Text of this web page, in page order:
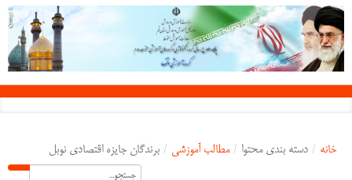
خانه / دسته بندی محتوا / مطالب آموزشی / برندگان جایزه اقتصادی نوبل